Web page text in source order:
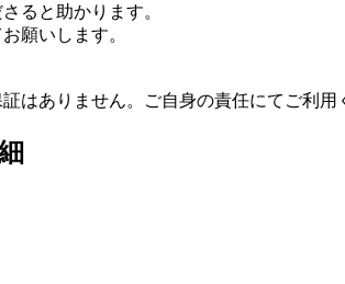
ると助かります。
願いします。
はありません。ご自身の責任にてご利用